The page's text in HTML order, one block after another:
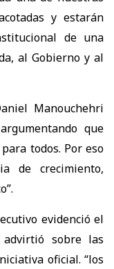
y estarán
de una
al Gobierno y al
Manouchehri
que
todos. Por eso
de crecimiento,
evidenció el
advirtió sobre las
oficial. “los